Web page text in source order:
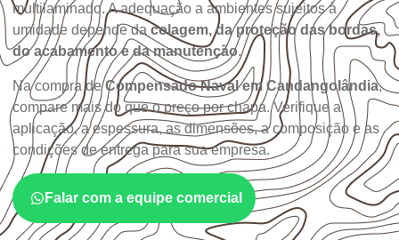
multilaminado. A adequação a ambientes sujeitos à
umidade depende da colagem, da proteção das bordas,
do acabamento e da manutenção.
Na compra deCompensado Naval em Candangolândia,
compare mais do que o preço por chapa. Verifique a
aplicação, a espessura, as dimensões, a composição e as
condições de entrega para sua empresa.
Falar com a equipe comercial